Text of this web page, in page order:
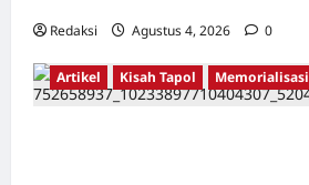
Redaksi Agustus 4, 2026 0
Artikel Kisah Tapol Memorialisasi